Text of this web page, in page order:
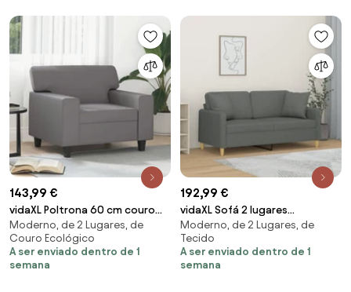
143,99 €
vidaXL Poltrona 60 cm couro
artificial cinzento
Moderno, de 2 Lugares, de
Couro Ecológico
A ser enviado dentro de 1
semana
192,99 €
vidaXL Sofá 2 lugares
+almofadas decorativas 140cm
tecido cinza-escuro
Moderno, de 2 Lugares, de
Tecido
A ser enviado dentro de 1
semana